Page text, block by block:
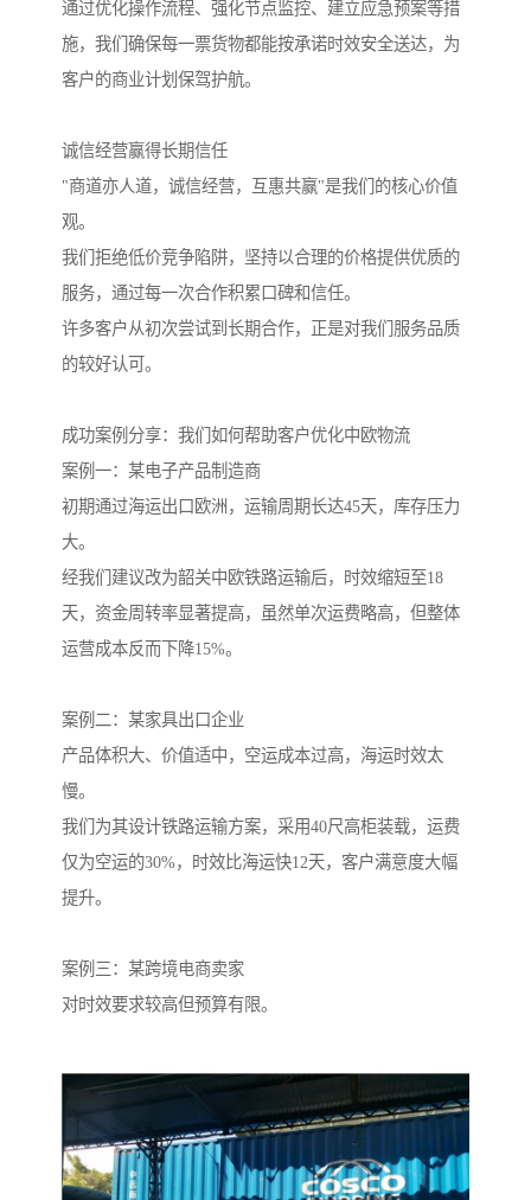
通过优化操作流程、强化节点监控、建立应急预案等措
施，我们确保每一票货物都能按承诺时效安全送达，为
客户的商业计划保驾护航。
诚信经营赢得长期信任
"商道亦人道，诚信经营，互惠共赢"是我们的核心价值
观。
我们拒绝低价竞争陷阱，坚持以合理的价格提供优质的
服务，通过每一次合作积累口碑和信任。
许多客户从初次尝试到长期合作，正是对我们服务品质
的较好认可。
成功案例分享：我们如何帮助客户优化中欧物流
案例一：某电子产品制造商
初期通过海运出口欧洲，运输周期长达45天，库存压力
大。
经我们建议改为韶关中欧铁路运输后，时效缩短至18
天，资金周转率显著提高，虽然单次运费略高，但整体
运营成本反而下降15%。
案例二：某家具出口企业
产品体积大、价值适中，空运成本过高，海运时效太
慢。
我们为其设计铁路运输方案，采用40尺高柜装载，运费
仅为空运的30%，时效比海运快12天，客户满意度大幅
提升。
案例三：某跨境电商卖家
对时效要求较高但预算有限。